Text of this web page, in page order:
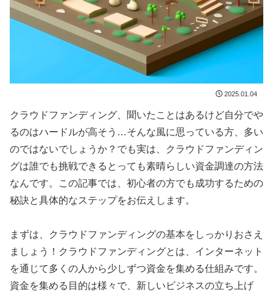
2025.01.04
クラウドファンディング、聞いたことはあるけど自分でや
るのはハードルが高そう…そんな風に思っている方、多い
のではないでしょうか？でも実は、クラウドファンディン
グは誰でも挑戦できるとっても素晴らしい資金調達の方法
なんです。この記事では、初心者の方でも成功するための
秘訣と具体的なステップをお伝えします。
まずは、クラウドファンディングの基本をしっかりおさえ
ましょう！クラウドファンディングとは、インターネット
を通じて多くの人から少しずつ資金を集める仕組みです。
資金を集める目的は様々で、新しいビジネスの立ち上げ